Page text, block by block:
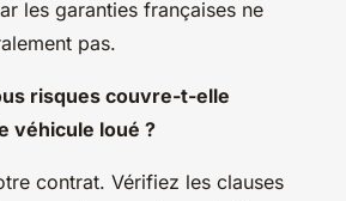
les garanties françaises ne
pas.
risques couvre-t-elle
véhicule loué ?
contrat. Vérifiez les clauses